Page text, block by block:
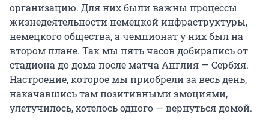
организацию. Для них были важны процессы
жизнедеятельности немецкой инфраструктуры,
немецкого общества, а чемпионат у них был на
втором плане. Так мы пять часов добирались от
стадиона до дома после матча Англия — Сербия.
Настроение, которое мы приобрели за весь день,
накачавшись там позитивными эмоциями,
улетучилось, хотелось одного — вернуться домой.